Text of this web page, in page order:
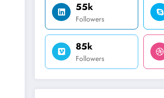
55k
Followers
85k
Followers